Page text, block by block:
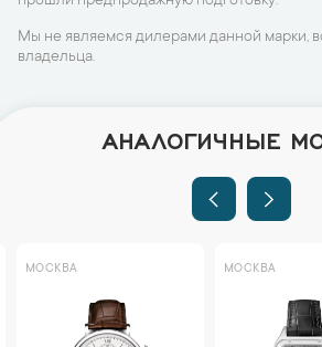
Мы не являемся дилерами данной марки,
владельца.
АНАЛОГИЧНЫЕ
МОСКВА МОСКВА